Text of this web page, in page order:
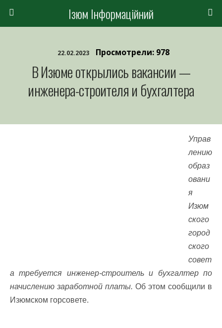
Ізюм Інформаційний
22.02.2023 Просмотрели: 978
В Изюме открылись вакансии —
инженера-строителя и бухгалтера
Управ
лению
образ
овани
я
Изюм
ского
город
ского
совет
а требуется инженер-строитель и бухгалтер по
начислению заработной платы. Об этом сообщили в
Изюмском горсовете.